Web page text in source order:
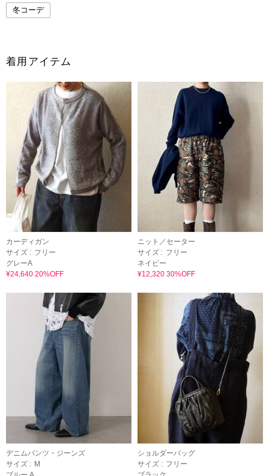
冬コーデ
着用アイテム
カーディガン
サイズ : フリー
グレーA
¥24,640 20%OFF
ニット／セーター
サイズ : フリー
ネイビー
¥12,320 30%OFF
デニムパンツ・ジーンズ
サイズ : M
ショルダーバッグ
サイズ : フリー